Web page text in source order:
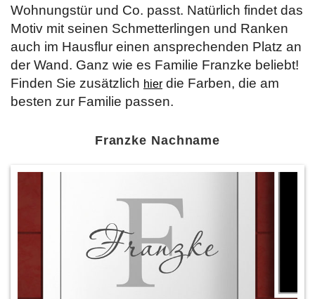
Wohnungstür und Co. passt. Natürlich findet das
Motiv mit seinen Schmetterlingen und Ranken
auch im Hausflur einen ansprechenden Platz an
der Wand. Ganz wie es Familie Franzke beliebt!
Finden Sie zusätzlich hier die Farben, die am
besten zur Familie passen.
Franzke Nachname